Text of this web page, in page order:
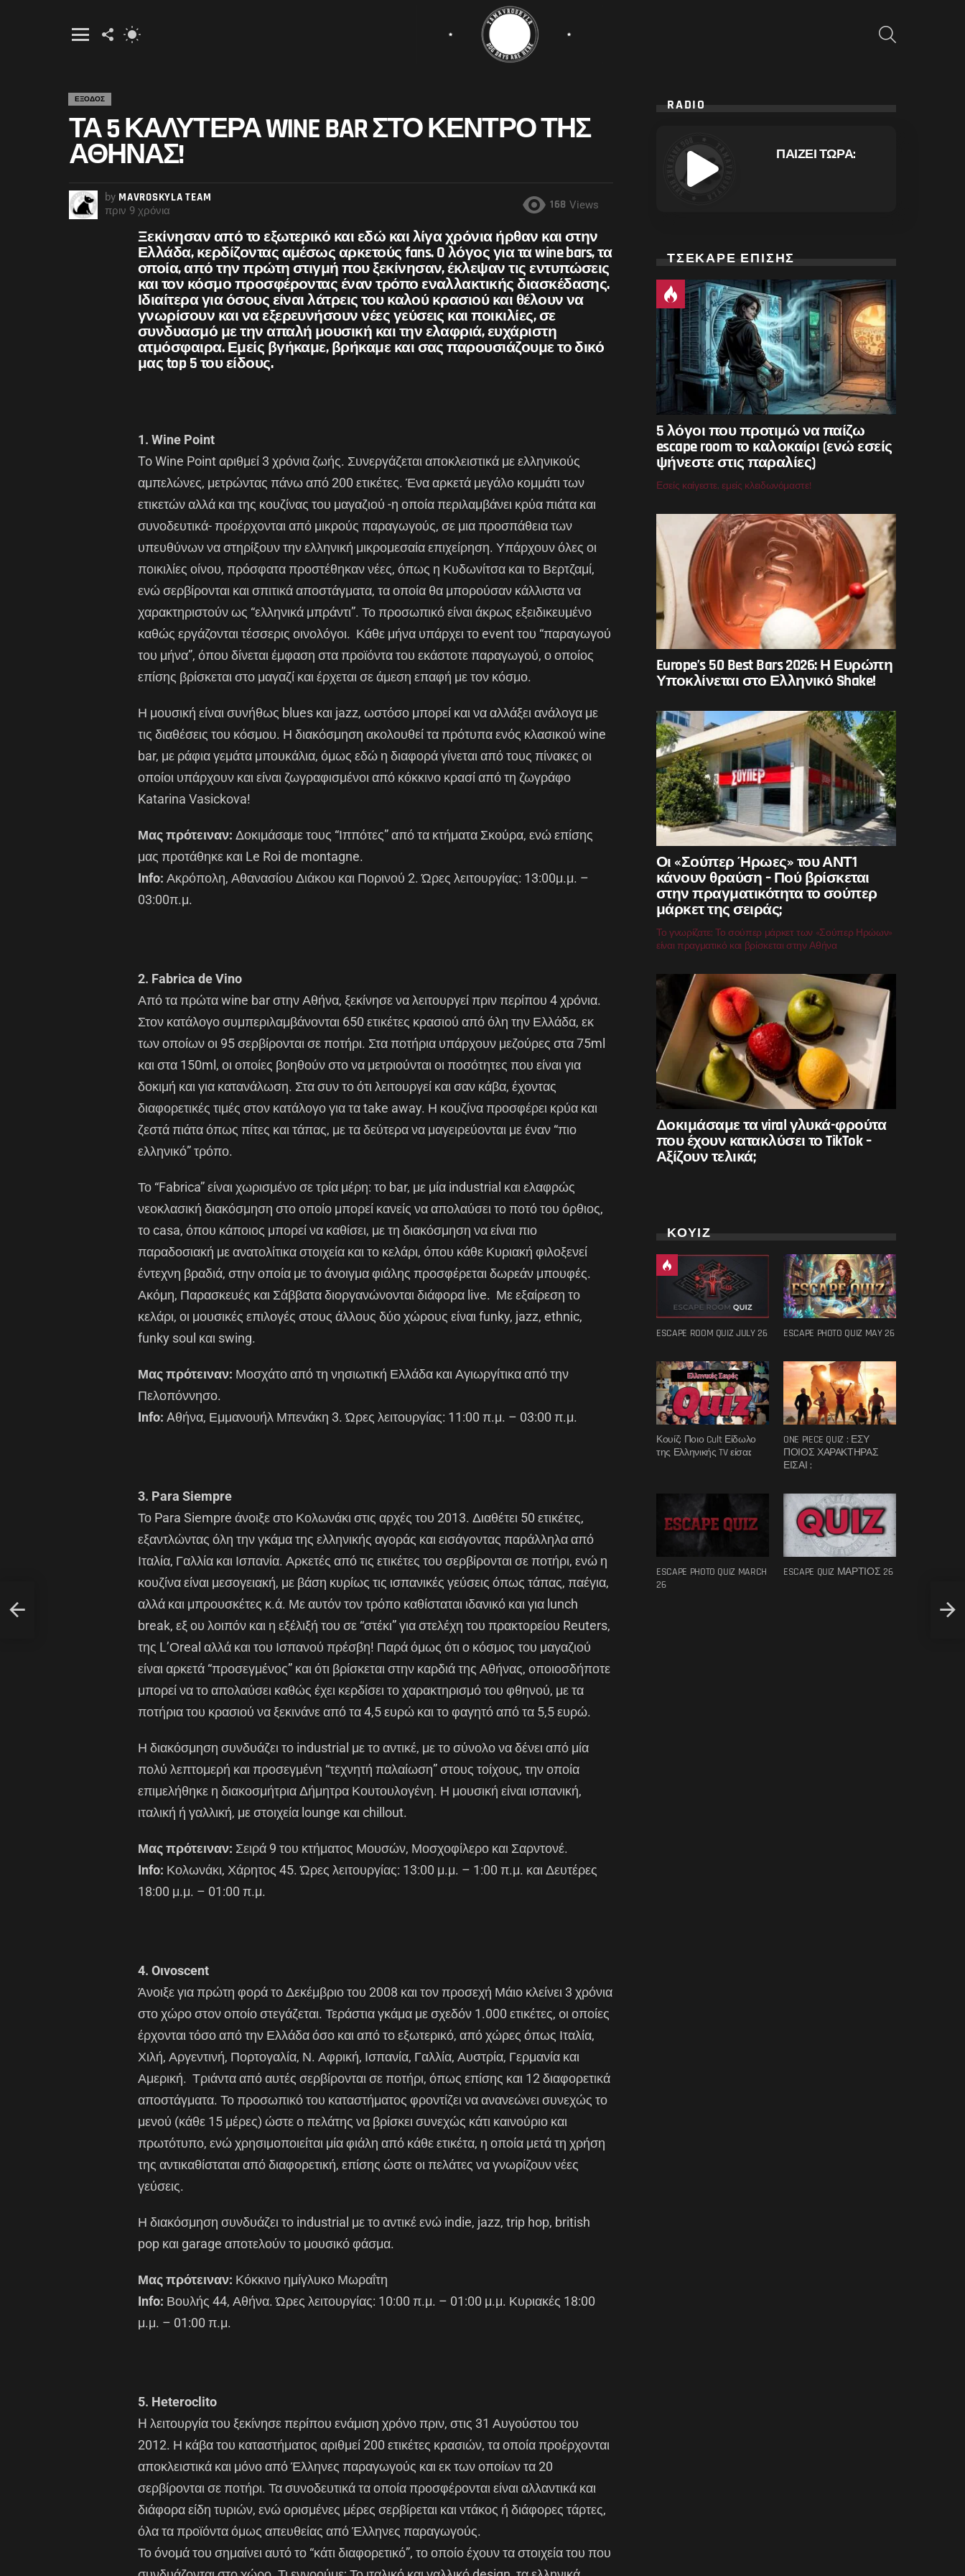
FOLLOW
ΕΞΟΔΟΣ
ΤΑ 5 ΚΑΛΎΤΕΡΑ WINE BAR ΣΤΟ ΚΈΝΤΡΟ ΤΗΣ
ΑΘΉΝΑΣ!
by MAVROSKYLA TEAM
πριν 9 χρόνια 168 Views
Ξεκίνησαν από το εξωτερικό και εδώ και λίγα χρόνια ήρθαν και στην
Ελλάδα, κερδίζοντας αμέσως αρκετούς fans. O λόγος για τα wine bars, τα
οποία, από την πρώτη στιγμή που ξεκίνησαν, έκλεψαν τις εντυπώσεις
και τον κόσμο προσφέροντας έναν τρόπο εναλλακτικής διασκέδασης.
Ιδιαίτερα για όσους είναι λάτρεις του καλού κρασιού και θέλουν να
γνωρίσουν και να εξερευνήσουν νέες γεύσεις και ποικιλίες, σε
συνδυασμό με την απαλή μουσική και την ελαφριά, ευχάριστη
ατμόσφαιρα. Εμείς βγήκαμε, βρήκαμε και σας παρουσιάζουμε το δικό
μας top 5 του είδους.
1. Wine Point
To Wine Point αριθμεί 3 χρόνια ζωής. Συνεργάζεται αποκλειστικά με ελληνικούς
αμπελώνες, μετρώντας πάνω από 200 ετικέτες. Ένα αρκετά μεγάλο κομμάτι των
ετικετών αλλά και της κουζίνας του μαγαζιού -η οποία περιλαμβάνει κρύα πιάτα και
συνοδευτικά- προέρχονται από μικρούς παραγωγούς, σε μια προσπάθεια των
υπευθύνων να στηρίξουν την ελληνική μικρομεσαία επιχείρηση. Υπάρχουν όλες οι
ποικιλίες οίνου, πρόσφατα προστέθηκαν νέες, όπως η Κυδωνίτσα και το Βερτζαμί,
ενώ σερβίρονται και σπιτικά αποστάγματα, τα οποία θα μπορούσαν κάλλιστα να
χαρακτηριστούν ως “ελληνικά μπράντι”. Το προσωπικό είναι άκρως εξειδικευμένο
καθώς εργάζονται τέσσερις οινολόγοι. Κάθε μήνα υπάρχει το event του “παραγωγού
του μήνα”, όπου δίνεται έμφαση στα προϊόντα του εκάστοτε παραγωγού, ο οποίος
επίσης βρίσκεται στο μαγαζί και έρχεται σε άμεση επαφή με τον κόσμο.
Η μουσική είναι συνήθως blues και jazz, ωστόσο μπορεί και να αλλάξει ανάλογα με
τις διαθέσεις του κόσμου. Η διακόσμηση ακολουθεί τα πρότυπα ενός κλασικού wine
bar, με ράφια γεμάτα μπουκάλια, όμως εδώ η διαφορά γίνεται από τους πίνακες οι
οποίοι υπάρχουν και είναι ζωγραφισμένοι από κόκκινο κρασί από τη ζωγράφο
Katarina Vasickova!
Μας πρότειναν: Δοκιμάσαμε τους “Ιππότες” από τα κτήματα Σκούρα, ενώ επίσης
μας προτάθηκε και Le Roi de montagne.
Info: Ακρόπολη, Αθανασίου Διάκου και Πορινού 2. Ώρες λειτουργίας: 13:00μ.μ. –
03:00π.μ.
2. Fabrica de Vino
Από τα πρώτα wine bar στην Αθήνα, ξεκίνησε να λειτουργεί πριν περίπου 4 χρόνια.
Στον κατάλογο συμπεριλαμβάνονται 650 ετικέτες κρασιού από όλη την Ελλάδα, εκ
των οποίων οι 95 σερβίρονται σε ποτήρι. Στα ποτήρια υπάρχουν μεζούρες στα 75ml
και στα 150ml, οι οποίες βοηθούν στο να μετριούνται οι ποσότητες που είναι για
δοκιμή και για κατανάλωση. Στα συν το ότι λειτουργεί και σαν κάβα, έχοντας
διαφορετικές τιμές στον κατάλογο για τα take away. Η κουζίνα προσφέρει κρύα και
ζεστά πιάτα όπως πίτες και τάπας, με τα δεύτερα να μαγειρεύονται με έναν “πιο
ελληνικό” τρόπο.
Το “Fabrica” είναι χωρισμένο σε τρία μέρη: το bar, με μία industrial και ελαφρώς
νεοκλασική διακόσμηση στο οποίο μπορεί κανείς να απολαύσει το ποτό του όρθιος,
το casa, όπου κάποιος μπορεί να καθίσει, με τη διακόσμηση να είναι πιο
παραδοσιακή με ανατολίτικα στοιχεία και το κελάρι, όπου κάθε Κυριακή φιλοξενεί
έντεχνη βραδιά, στην οποία με το άνοιγμα φιάλης προσφέρεται δωρεάν μπουφές.
Ακόμη, Παρασκευές και Σάββατα διοργανώνονται διάφορα live. Με εξαίρεση το
κελάρι, οι μουσικές επιλογές στους άλλους δύο χώρους είναι funky, jazz, ethnic,
funky soul και swing.
Μας πρότειναν: Μοσχάτο από τη νησιωτική Ελλάδα και Αγιωργίτικα από την
Πελοπόννησο.
Info: Aθήνα, Εμμανουήλ Μπενάκη 3. Ώρες λειτουργίας: 11:00 π.μ. – 03:00 π.μ.
3. Para Siempre
Το Para Siempre άνοιξε στο Κολωνάκι στις αρχές του 2013. Διαθέτει 50 ετικέτες,
εξαντλώντας όλη την γκάμα της ελληνικής αγοράς και εισάγοντας παράλληλα από
Ιταλία, Γαλλία και Ισπανία. Αρκετές από τις ετικέτες του σερβίρονται σε ποτήρι, ενώ η
κουζίνα είναι μεσογειακή, με βάση κυρίως τις ισπανικές γεύσεις όπως τάπας, παέγια,
αλλά και μπρουσκέτες κ.ά. Με αυτόν τον τρόπο καθίσταται ιδανικό και για lunch
break, εξ ου λοιπόν και η εξέλιξή του σε “στέκι” για στελέχη του πρακτορείου Reuters,
της L’Οreal αλλά και του Ισπανού πρέσβη! Παρά όμως ότι ο κόσμος του μαγαζιού
είναι αρκετά “προσεγμένος” και ότι βρίσκεται στην καρδιά της Αθήνας, οποιοσδήποτε
μπορεί να το απολαύσει καθώς έχει κερδίσει το χαρακτηρισμό του φθηνού, με τα
ποτήρια του κρασιού να ξεκινάνε από τα 4,5 ευρώ και το φαγητό από τα 5,5 ευρώ.
Η διακόσμηση συνδυάζει το industrial με το αντικέ, με το σύνολο να δένει από μία
πολύ λεπτομερή και προσεγμένη “τεχνητή παλαίωση” στους τοίχους, την οποία
επιμελήθηκε η διακοσμήτρια Δήμητρα Κουτουλογένη. Η μουσική είναι ισπανική,
ιταλική ή γαλλική, με στοιχεία lounge και chillout.
Μας πρότειναν: Σειρά 9 του κτήματος Μουσών, Μοσχοφίλερο και Σαρντονέ.
Info: Κολωνάκι, Χάρητος 45. Ώρες λειτουργίας: 13:00 μ.μ. – 1:00 π.μ. και Δευτέρες
18:00 μ.μ. – 01:00 π.μ.
4. Oιvoscent
Άνοιξε για πρώτη φορά το Δεκέμβριο του 2008 και τον προσεχή Μάιο κλείνει 3 χρόνια
στο χώρο στον οποίο στεγάζεται. Τεράστια γκάμα με σχεδόν 1.000 ετικέτες, oι οποίες
έρχονται τόσο από την Ελλάδα όσο και από το εξωτερικό, από χώρες όπως Ιταλία,
Χιλή, Αργεντινή, Πορτογαλία, Ν. Αφρική, Ισπανία, Γαλλία, Αυστρία, Γερμανία και
Αμερική. Τριάντα από αυτές σερβίρονται σε ποτήρι, όπως επίσης και 12 διαφορετικά
αποστάγματα. Το προσωπικό του καταστήματος φροντίζει να ανανεώνει συνεχώς το
μενού (κάθε 15 μέρες) ώστε ο πελάτης να βρίσκει συνεχώς κάτι καινούριο και
πρωτότυπο, ενώ χρησιμοποιείται μία φιάλη από κάθε ετικέτα, η οποία μετά τη χρήση
της αντικαθίσταται από διαφορετική, επίσης ώστε οι πελάτες να γνωρίζουν νέες
γεύσεις.
Η διακόσμηση συνδυάζει το industrial με το αντικέ ενώ indie, jazz, trip hop, british
pop και garage αποτελούν το μουσικό φάσμα.
Μας πρότειναν: Κόκκινο ημίγλυκο Μωραΐτη
Info: Βουλής 44, Αθήνα. Ώρες λειτουργίας: 10:00 π.μ. – 01:00 μ.μ. Κυριακές 18:00
μ.μ. – 01:00 π.μ.
5. Heteroclito
H λειτουργία του ξεκίνησε περίπου ενάμιση χρόνο πριν, στις 31 Αυγούστου του
2012. Η κάβα του καταστήματος αριθμεί 200 ετικέτες κρασιών, τα οποία προέρχονται
αποκλειστικά και μόνο από Έλληνες παραγωγούς και εκ των οποίων τα 20
σερβίρονται σε ποτήρι. Τα συνοδευτικά τα οποία προσφέρονται είναι αλλαντικά και
διάφορα είδη τυριών, ενώ ορισμένες μέρες σερβίρεται και ντάκος ή διάφορες τάρτες,
όλα τα προϊόντα όμως απευθείας από Έλληνες παραγωγούς.
Το όνομά του σημαίνει αυτό το “κάτι διαφορετικό”, το οποίο έχουν τα στοιχεία του που
RADIO
ΠΑΙΖΕΙ ΤΩΡΑ:
ΤΣΕΚΑΡΕ ΕΠΙΣΗΣ
5 λόγοι που προτιμώ να παίζω
escape room το καλοκαίρι (ενώ εσείς
ψήνεστε στις παραλίες)
Εσείς καίγεστε, εμείς κλειδωνόμαστε!
Europe’s 50 Best Bars 2026: Η Ευρώπη
Υποκλίνεται στο Ελληνικό Shake!
Οι «Σούπερ Ήρωες» του ΑΝΤ1
κάνουν θραύση – Πού βρίσκεται
στην πραγματικότητα το σούπερ
μάρκετ της σειράς;
Το γνωρίζατε; Το σούπερ μάρκετ των «Σούπερ Ηρώων»
είναι πραγματικό και βρίσκεται στην Αθήνα
Δοκιμάσαμε τα viral γλυκά-φρούτα
που έχουν κατακλύσει το TikTok –
Αξίζουν τελικά;
ΚΟΥΙΖ
ESCAPE ROOM QUIZ JULY 26 ESCAPE PHOTO QUIZ MAY 26
Κουίζ: Ποιο Cult Είδωλο
της Ελληνικής TV είσαι;
ONE PIECE QUIZ : ΕΣΥ
ΠΟΙΟΣ ΧΑΡΑΚΤΗΡΑΣ
ΕΙΣΑΙ ;
ESCAPE PHOTO QUIZ MARCH
26
ESCAPE QUIZ ΜΑΡΤΙΟΣ 26